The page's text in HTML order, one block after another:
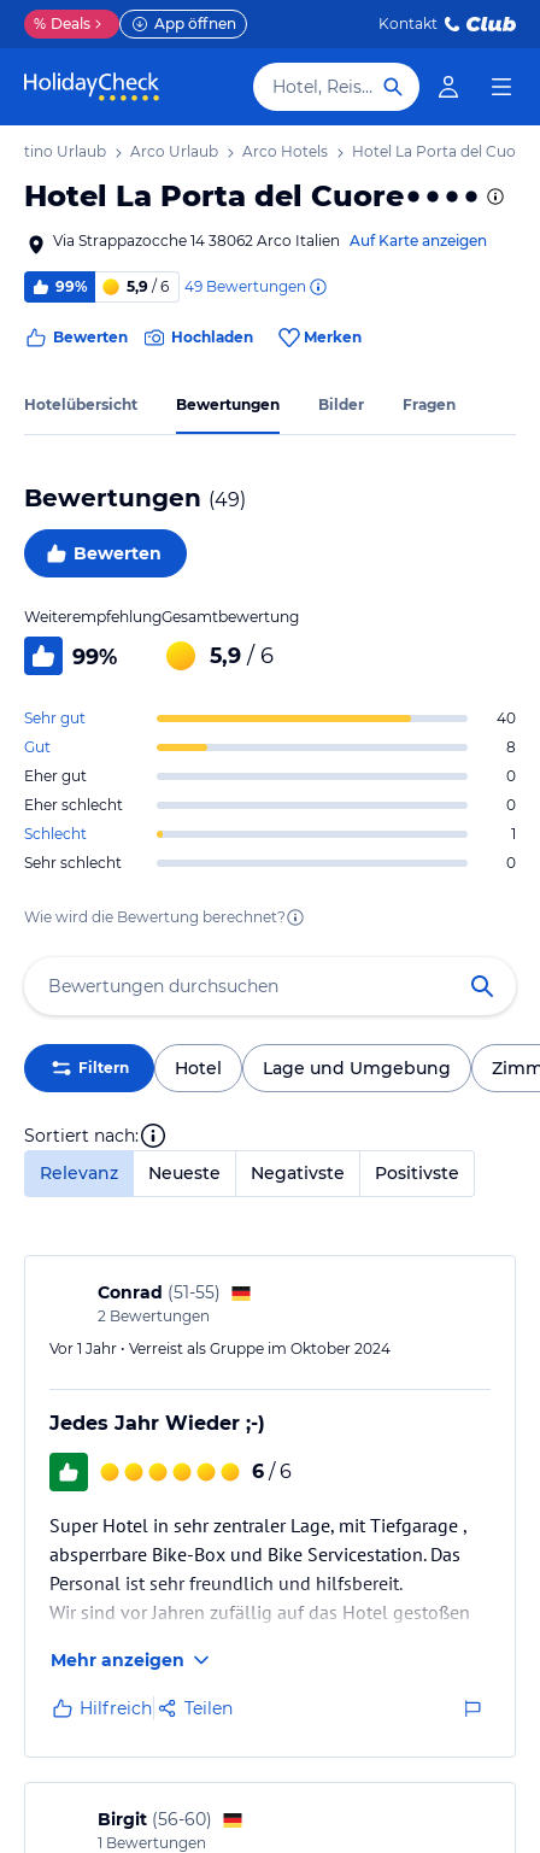
% Deals App öffnen Kontakt
Hotel, Reiseziel
Urlaub Arco Urlaub Arco Hotels Hotel La Porta del Cuore
Hotel La Porta del Cuore
Via Strappazocche 14 38062 Arco Italien Auf Karte anzeigen
99% 5,9 / 6 49 Bewertungen
Bewerten Hochladen Merken
Hotelübersicht Bewertungen Bilder Fragen
Bewertungen (49)
Bewerten
Weiterempfehlung
99%
Gesamtbewertung
5,9 / 6
Sehr gut
40
Gut
8
Eher gut
0
Eher schlecht
0
Schlecht
1
Sehr schlecht
0
Wie wird die Bewertung berechnet?
Filtern Hotel Lage und Umgebung
Sortiert nach:
Relevanz
Neueste Negativste Positivste
Conrad (51-55)
2 Bewertungen
Vor 1 Jahr • Verreist als Gruppe im Oktober 2024
Jedes Jahr Wieder ;-)
6 / 6
Super Hotel in sehr zentraler Lage, mit Tiefgarage ,
absperrbare Bike-Box und Bike Servicestation. Das
Personal ist sehr freundlich und hilfsbereit.
Wir sind vor Jahren zufällig auf das Hotel gestoßen
Mehr anzeigen
Hilfreich Teilen
Birgit (56-60)
1 Bewertungen